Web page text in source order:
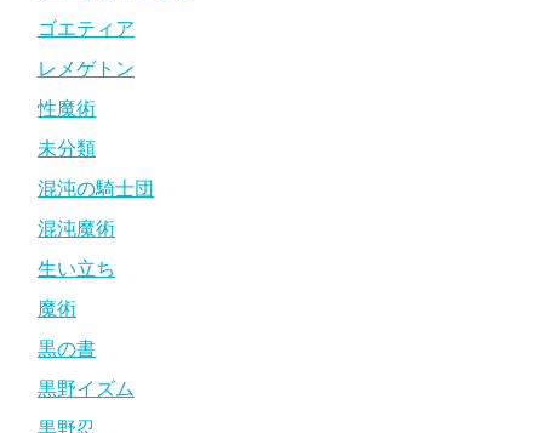
ゴエティア
レメゲトン
性魔術
未分類
混沌の騎士団
混沌魔術
生い立ち
魔術
黒の書
黒野イズム
黒野忍